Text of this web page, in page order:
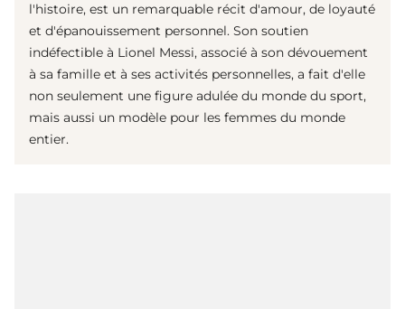
l'histoire, est un remarquable récit d'amour, de loyauté
et d'épanouissement personnel. Son soutien
indéfectible à Lionel Messi, associé à son dévouement
à sa famille et à ses activités personnelles, a fait d'elle
non seulement une figure adulée du monde du sport,
mais aussi un modèle pour les femmes du monde
entier.